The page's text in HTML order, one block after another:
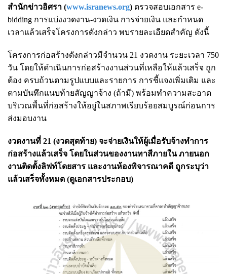
สำนักข่าวอิศรา (www.isranews.org) ตรวจสอบเอกสาร e-
bidding การแบ่งงวดงาน-งวดเงิน การจ่ายเงิน และกำหนด
เวลาแล้วเสร็จโครงการดังกล่าว พบรายละเอียดสำคัญ ดังนี้
โครงการก่อสร้างดังกล่าวมีจำนวน 21 งวดงาน ระยะเวลา 750
วัน โดยให้ดำเนินการก่อสร้างงานส่วนที่เหลือให้แล้วเสร็จ ถูก
ต้อง ครบถ้วนตามรูปแบบและรายการ การชี้แจงเพิ่มเติม และ
ตามบันทึกแนบท้ายสัญญาจ้าง (ถ้ามี) พร้อมทำความสะอาด
บริเวณพื้นที่ก่อสร้างให้อยู่ในสภาพเรียบร้อยสมบูรณ์ก่อนการ
ส่งมอบงาน
งวดงานที่ 21 (งวดสุดท้าย) จะจ่ายเงินให้ผู้เมื่อรับจ้างทำการ
ก่อสร้างแล้วเสร็จ โดยในส่วนของงานทาสีภายใน ภายนอก
งานติดตั้งลิฟท์โดยสาร และงานห้องพิจารณาคดี ถูกระบุว่า
แล้วเสร็จทั้งหมด (ดูเอกสารประกอบ)